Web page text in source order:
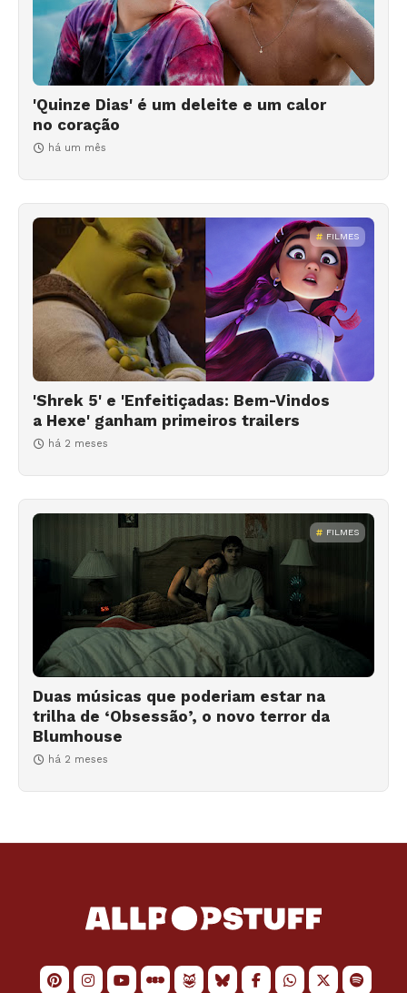
'Quinze Dias' é um deleite e um calor
no coração
há um mês
FILMES
'Shrek 5' e 'Enfeitiçadas: Bem-Vindos
a Hexe' ganham primeiros trailers
há 2 meses
FILMES
Duas músicas que poderiam estar na
trilha de ‘Obsessão’, o novo terror da
Blumhouse
há 2 meses